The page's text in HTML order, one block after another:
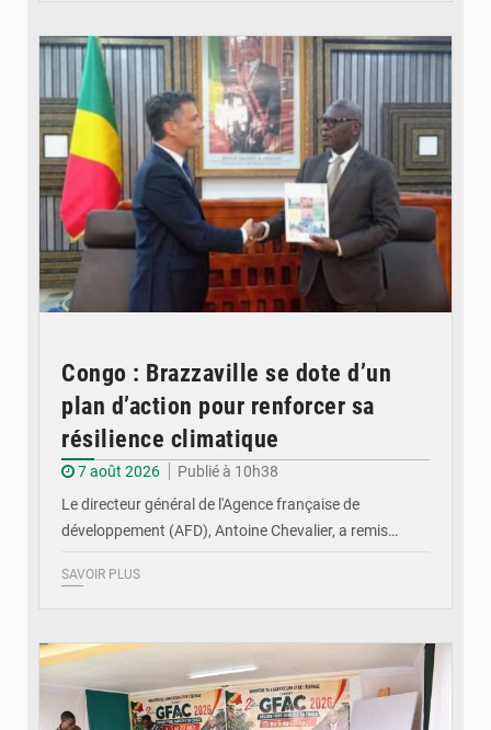
Congo : Brazzaville se dote d’un
plan d’action pour renforcer sa
résilience climatique
7 août 2026
Publié à 10h38
Le directeur général de l'Agence française de
développement (AFD), Antoine Chevalier, a remis…
SAVOIR PLUS